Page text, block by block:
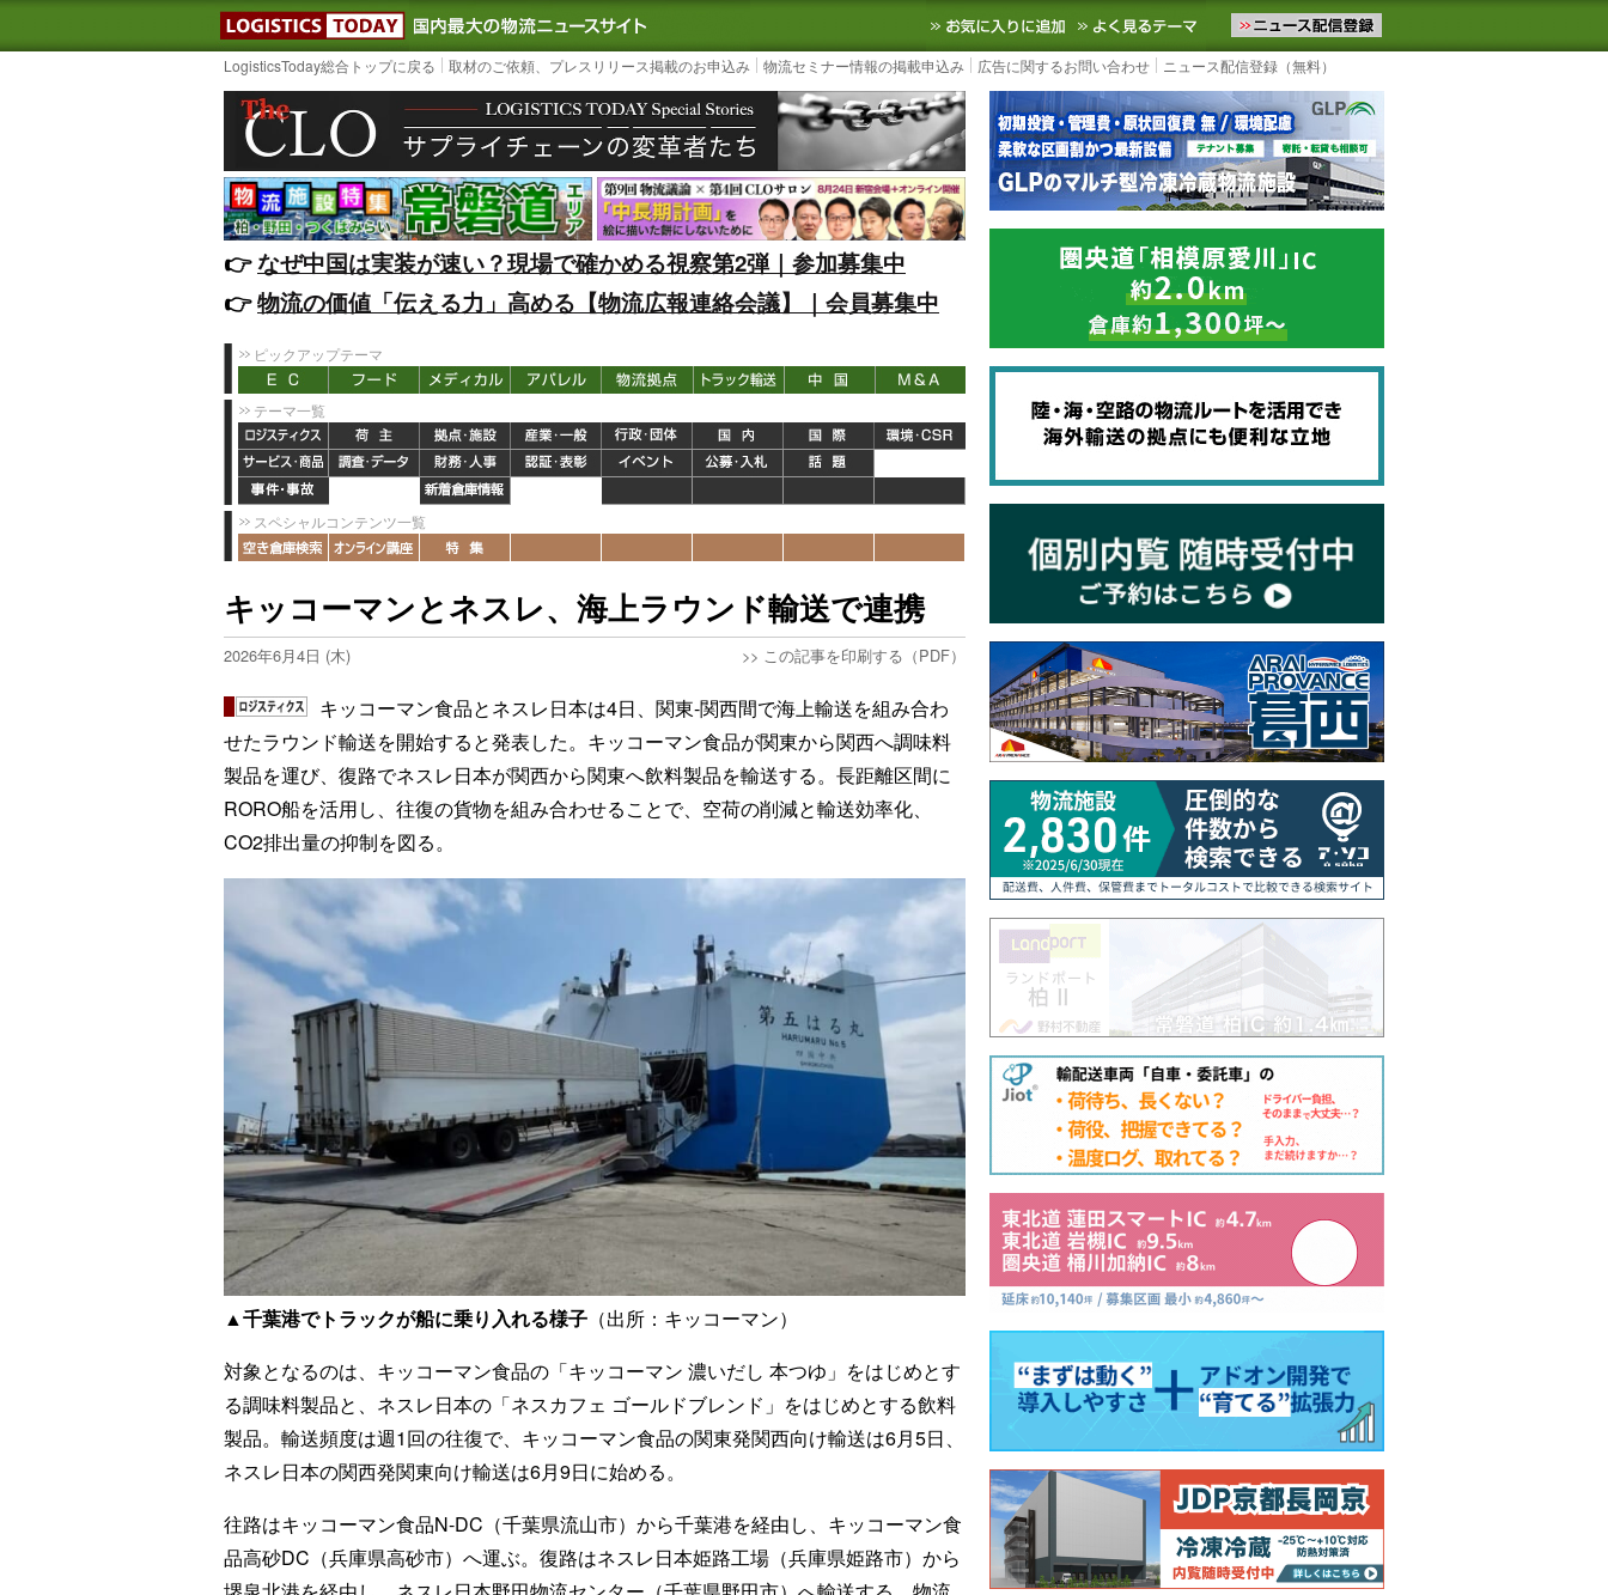
LOGISTICS TODAY｜国内最大の物流ニュースサイト3PL, SCMなど国内外の最新の物流ニュースをお届けします。物流ニュースメール配信を登録す
お気に入りに追加 よく見るテーマ
LogisticsToday総合トップに戻る 取材のご依頼、プレスリリース掲載のお申込み 物流セミナー情報の掲載申込み 広告に関するお問い合わせ ニュース配信登録（無料）
👉️なぜ中国は実装が速い？現場で確かめる視察第2弾｜参加募集中
👉️物流の価値「伝える力」高める【物流広報連絡会議】｜会員募集中
ピックアップテーマ
テーマ一覧
スペシャルコンテンツ一覧
キッコーマンとネスレ、海上ラウンド輸送で連携
2026年6月4日 (木) >> この記事を印刷する（PDF）
キッコーマン食品とネスレ日本は4日、関東-関西間で海上輸送を組み合わ
せたラウンド輸送を開始すると発表した。キッコーマン食品が関東から関西へ調味料
製品を運び、復路でネスレ日本が関西から関東へ飲料製品を輸送する。長距離区間に
RORO船を活用し、往復の貨物を組み合わせることで、空荷の削減と輸送効率化、
CO2排出量の抑制を図る。
▲千葉港でトラックが船に乗り入れる様子 （出所：キッコーマン）
対象となるのは、キッコーマン食品の「キッコーマン 濃いだし 本つゆ」をはじめとす
る調味料製品と、ネスレ日本の「ネスカフェ ゴールドブレンド」をはじめとする飲料
製品。輸送頻度は週1回の往復で、キッコーマン食品の関東発関西向け輸送は6月5日、
ネスレ日本の関西発関東向け輸送は6月9日に始める。
往路はキッコーマン食品N-DC（千葉県流山市）から千葉港を経由し、キッコーマン食
品高砂DC（兵庫県高砂市）へ運ぶ。復路はネスレ日本姫路工場（兵庫県姫路市）から